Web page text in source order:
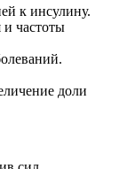
к инсулину.
и частоты
доли